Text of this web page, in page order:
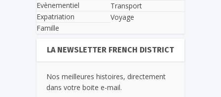
Evènementiel
Expatriation
Famille
Transport
Voyage
LA NEWSLETTER FRENCH DISTRICT
Nos meilleures histoires, directement
dans votre boite e-mail.